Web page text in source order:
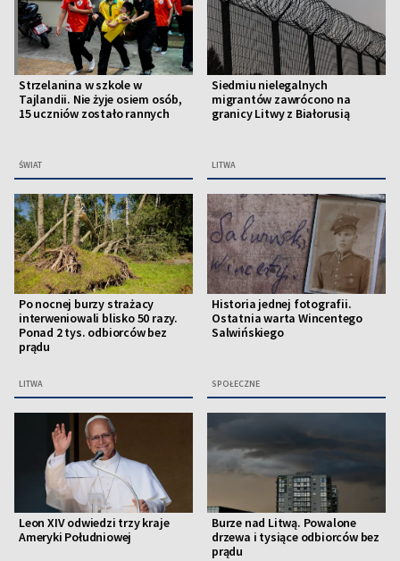
Strzelanina w szkole w
Tajlandii. Nie żyje osiem osób,
15 uczniów zostało rannych
ŚWIAT
Siedmiu nielegalnych
migrantów zawrócono na
granicy Litwy z Białorusią
LITWA
Po nocnej burzy strażacy
interweniowali blisko 50 razy.
Ponad 2 tys. odbiorców bez
prądu
LITWA
Historia jednej fotografii.
Ostatnia warta Wincentego
Salwińskiego
SPOŁECZNE
Leon XIV odwiedzi trzy kraje
Ameryki Południowej
Burze nad Litwą. Powalone
drzewa i tysiące odbiorców bez
prądu